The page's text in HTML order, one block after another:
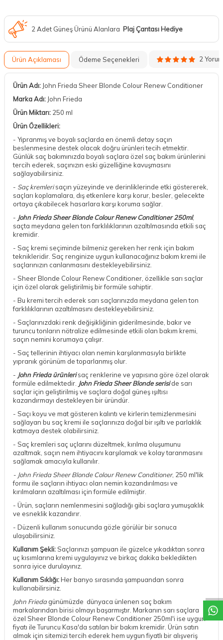
2 Adet Güneş Ürünü Alanlara Plaj Çantası Hediye
Ürün Açıklaması Ödeme Seçenekleri 2 Yorum
Ürün Adı: John Frieda Sheer Blonde Colour Renew Conditioner
Marka Adı: John Frieda
Ürün Miktarı: 250 ml
Ürün Özellikleri:
- Yıpranmış ve boyalı saçlarda en önemli detay saçın
beslenmesine destek olacak doğru ürünleri tecih etmektir.
Günlük saç bakımınızda boyalı saçlara özel saç bakım ürünlerini
tercih ederek, saçınızın eski güzelliğine kavuşmasını
sağlayabilirsiniz.
- Saç kremlerisaçın yüzeyinde ve derinliklerinde etki göstererek,
saçları koplamalara, dış etkenlere karşı korur, besler, gelecekte
ortaya çıkabilecek hasarlara karşı koruma sağlar.
- John Frieda Sheer Blonde Colour Renew Conditioner 250ml,
saçta meydana gelen ton farklılıklarının azaltılmasında etkili saç
kremidir.
- Saç kremi seçiminde bilmeniz gereken her renk için bakım
teknikleridir. Saç renginize uygun kullanacağınız bakım kremi ile
saçlarınızın canlanmasını destekleyebilirsiniz.
- Sheer Blonde Colour Renew Conditioner, özellikle sarı saçlar
için özel olarak geliştirilmiş bir formüle sahiptir.
- Bu kremi tercih ederek sarı saçlarınızda meydana gelen ton
farklılıklarının azaltılmasını destekleyebilirsiniz.
- Saçlarınızdaki renk değişikliğinin giderilmesinde, bakır ve
turuncu tonların nötralize edilmesinde etkili olan bakım kremi,
saçın nemini korumaya çalışır.
- Saç tellerinin ihtiyacı olan nemin karşılanmasıyla birlikte
yıpranık görünüm de toparlanmış olur.
- John Frieda ürünlerisaç renklerine ve yapısına göre özel olarak
formüle edilmektedir. John Frieda Sheer Blonde seriside sarı
saçlar için geliştirilmiş ve saçlara doğal güneş ışıltısı
kazandırmayı destekleyen bir üründür.
- Saçı koyu ve mat gösteren kalıntı ve kirlerin temizlenmesini
sağlayan bu saç kremi ile saçlarınıza doğal bir ışıltı ve parlaklık
katmaya destek olabilirsiniz.
- Saç kremleri saç uçlarını düzeltmek, kırılma oluşumunu
azaltmak, saçın nem ihtiyacını karşılamak ve kolay taranmasını
sağlamak amacıyla kullanılır.
- John Frieda Sheer Blonde Colour Renew Conditioner, 250 ml'lik
formu ile saçların ihtiyacı olan nemin kazandırılması ve
kırılmaların azaltılması için formüle edilmiştir.
- Ürün, saçların nemlenmesini sağladığı gibi saçlara yumuşaklık
ve esneklik kazandırır.
- Düzenli kullanım sonucunda gözle görülür bir sonuca
ulaşabilirsiniz.
Kullanım Şekli: Saçlarınızı şampuan ile güzelce yıkadıktan sonra
uç kısımlarına kremi uygulayınız ve birkaç dakika bekledikten
sonra iyice durulayınız.
Kullanım Sıklığı:Her banyo sırasında şampuandan sonra
kullanabilirsiniz.
John Friedagünümüzde dünyaca ünlenen saç bakım
markalarından birisi olmayı başarmıştır. Markanın sarı saçlara
özel Sheer Blonde Colour Renew Conditioner 250ml'i ise uygun
fiyatı ile Turuncu Kasa'da satılan bir bakım kremidir. Ürün satın
almak için sitemizi tercih ederek hem uygun fiyatlı bir alışveriş